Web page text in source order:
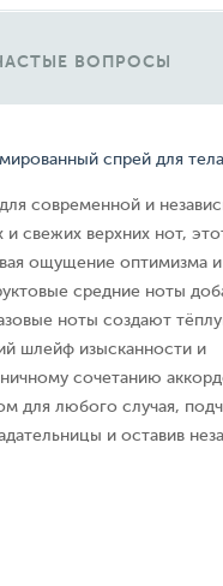
ВОПРОСЫ
спрей для
современной и
свежих верхних нот,
ощущение оптимизма
средние ноты
ноты создают
шлейф изысканности и
сочетанию
для любого случая,
и оставив